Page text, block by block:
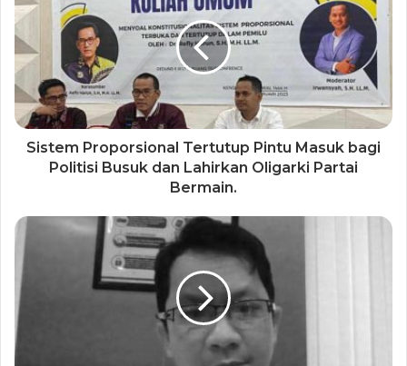
Sistem Proporsional Tertutup Pintu Masuk bagi
Politisi Busuk dan Lahirkan Oligarki Partai
Bermain.